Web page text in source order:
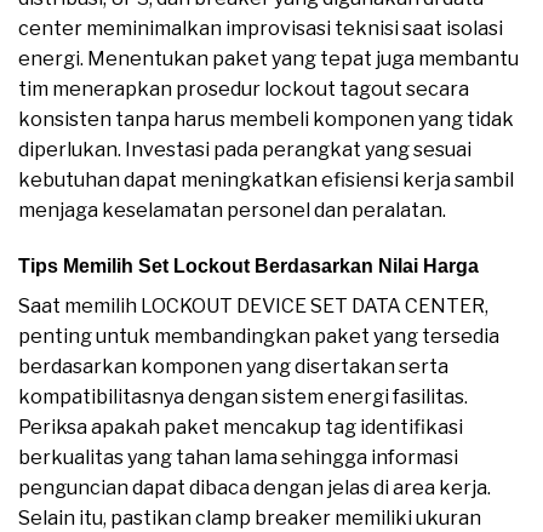
center meminimalkan improvisasi teknisi saat isolasi
energi. Menentukan paket yang tepat juga membantu
tim menerapkan prosedur lockout tagout secara
konsisten tanpa harus membeli komponen yang tidak
diperlukan. Investasi pada perangkat yang sesuai
kebutuhan dapat meningkatkan efisiensi kerja sambil
menjaga keselamatan personel dan peralatan.
Tips Memilih Set Lockout Berdasarkan Nilai Harga
Saat memilih LOCKOUT DEVICE SET DATA CENTER,
penting untuk membandingkan paket yang tersedia
berdasarkan komponen yang disertakan serta
kompatibilitasnya dengan sistem energi fasilitas.
Periksa apakah paket mencakup tag identifikasi
berkualitas yang tahan lama sehingga informasi
penguncian dapat dibaca dengan jelas di area kerja.
Selain itu, pastikan clamp breaker memiliki ukuran